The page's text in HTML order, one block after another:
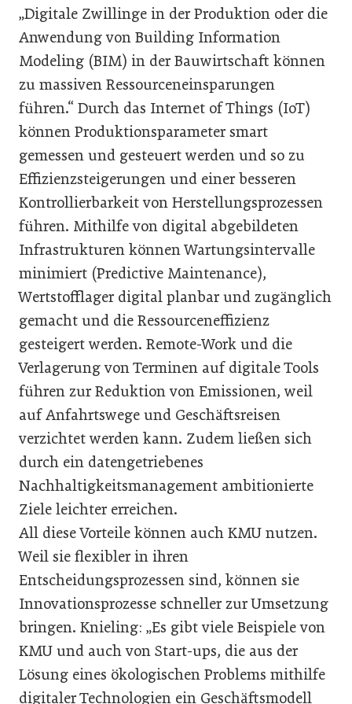
„Digitale Zwillinge in der Produktion oder die
Anwendung von Building Information
Modeling (BIM) in der Bauwirtschaft können
zu massiven Ressourceneinsparungen
führen.“ Durch das Internet of Things (IoT)
können Produktionsparameter smart
gemessen und gesteuert werden und so zu
Effizienzsteigerungen und einer besseren
Kontrollierbarkeit von Herstellungsprozessen
führen. Mithilfe von digital abgebildeten
Infrastrukturen können Wartungsintervalle
minimiert (Predictive Maintenance),
Wertstofflager digital planbar und zugänglich
gemacht und die Ressourceneffizienz
gesteigert werden. Remote-Work und die
Verlagerung von Terminen auf digitale Tools
führen zur Reduktion von Emissionen, weil
auf Anfahrtswege und Geschäftsreisen
verzichtet werden kann. Zudem ließen sich
durch ein datengetriebenes
Nachhaltigkeitsmanagement ambitionierte
Ziele leichter erreichen.
All diese Vorteile können auch KMU nutzen.
Weil sie flexibler in ihren
Entscheidungsprozessen sind, können sie
Innovationsprozesse schneller zur Umsetzung
bringen. Knieling: „Es gibt viele Beispiele von
KMU und auch von Start-ups, die aus der
Lösung eines ökologischen Problems mithilfe
digitaler Technologien ein Geschäftsmodell